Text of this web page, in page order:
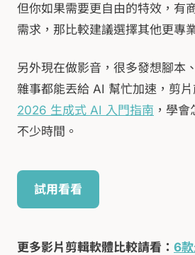
但你如果需要更自由的特效，有
需求，那比較建議選擇其他更專
另外現在做影音，很多發想腳本
雜事都能丟給 AI 幫忙加速，剪
2026 生成式 AI 入門指南 ，學
不少時間。
試用看看
更多影片剪輯軟體比較請看： 6